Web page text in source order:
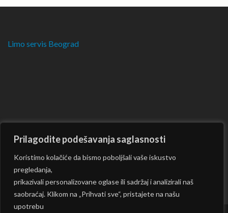
Prilagodite podešavanja saglasnosti
Koristimo kolačiće da bismo poboljšali vaše iskustvo
pregledanja,
prikazivali personalizovane oglase ili sadržaj i analizirali naš
saobraćaj. Klikom na „Prihvati sve“, pristajete na našu
upotrebu
Limo servis Beograd